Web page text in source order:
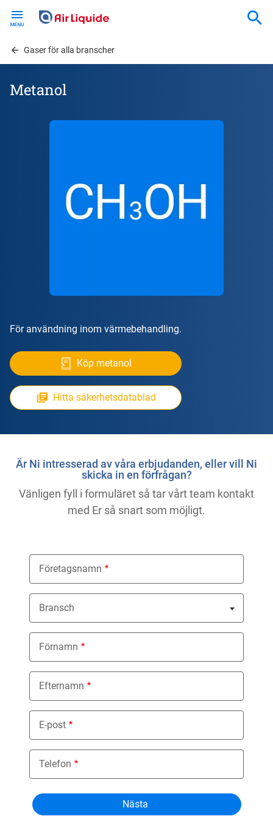
contentGaser för alla branscher
Metanol
För användning inom värmebehandling.
Köp metanol
Hitta säkerhetsdatablad
Är Ni intresserad av våra erbjudanden, eller vill Ni
skicka in en förfrågan?
Vänligen fyll i formuläret så tar vårt team kontakt
med Er så snart som möjligt.
Företagsnamn
Bransch
Nothing selected
Förnamn
Efternamn
E-post
Telefon